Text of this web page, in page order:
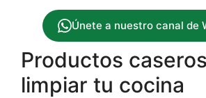
Únete a nuestro canal de
Productos
limpiar tu cocina